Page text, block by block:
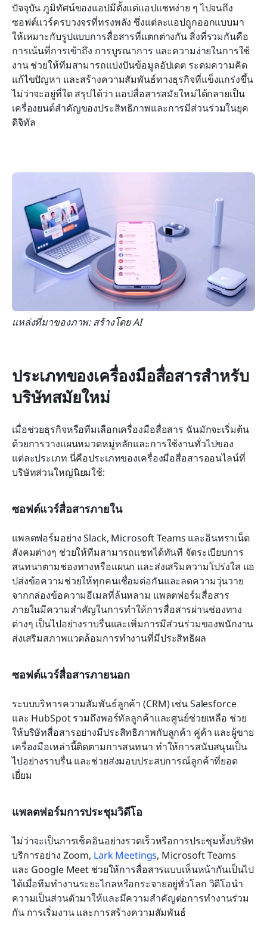
ปัจจุบัน ภูมิทัศน์ของแอปมีตั้งแต่แอปแชทง่าย ๆ ไปจนถึง
ซอฟต์แวร์ครบวงจรที่ทรงพลัง ซึ่งแต่ละแอปถูกออกแบบมา
ให้เหมาะกับรูปแบบการสื่อสารที่แตกต่างกัน สิ่งที่รวมกันคือ
การเน้นที่การเข้าถึง การบูรณาการ และความง่ายในการใช้
งาน ช่วยให้ทีมสามารถแบ่งปันข้อมูลอัปเดต ระดมความคิด
แก้ไขปัญหา และสร้างความสัมพันธ์ทางธุรกิจที่แข็งแกร่งขึ้น
ไม่ว่าจะอยู่ที่ใด สรุปได้ว่า แอปสื่อสารสมัยใหม่ได้กลายเป็น
เครื่องยนต์สำคัญของประสิทธิภาพและการมีส่วนร่วมในยุค
ดิจิทัล
แหล่งที่มาของภาพ: สร้างโดย AI
ประเภทของเครื่องมือสื่อสารสำหรับ
บริษัทสมัยใหม่
เมื่อช่วยธุรกิจหรือทีมเลือกเครื่องมือสื่อสาร ฉันมักจะเริ่มต้น
ด้วยการวางแผนหมวดหมู่หลักและการใช้งานทั่วไปของ
แต่ละประเภท นี่คือประเภทของเครื่องมือสื่อสารออนไลน์ที่
บริษัทส่วนใหญ่นิยมใช้:
ซอฟต์แวร์สื่อสารภายใน
แพลตฟอร์มอย่าง Slack, Microsoft Teams และอินทราเน็ต
สังคมต่างๆ ช่วยให้ทีมสามารถแชทได้ทันที จัดระเบียบการ
สนทนาตามช่องทางหรือแผนก และส่งเสริมความโปร่งใส แอ
ปส่งข้อความช่วยให้ทุกคนเชื่อมต่อกันและลดความวุ่นวาย
จากกล่องข้อความอีเมลที่ล้นหลาม แพลตฟอร์มสื่อสาร
ภายในมีความสำคัญในการทำให้การสื่อสารผ่านช่องทาง
ต่างๆ เป็นไปอย่างราบรื่นและเพิ่มการมีส่วนร่วมของพนักงาน
ส่งเสริมสภาพแวดล้อมการทำงานที่มีประสิทธิผล
ซอฟต์แวร์สื่อสารภายนอก
ระบบบริหารความสัมพันธ์ลูกค้า (CRM) เช่น Salesforce
และ HubSpot รวมถึงพอร์ทัลลูกค้าและศูนย์ช่วยเหลือ ช่วย
ให้บริษัทสื่อสารอย่างมีประสิทธิภาพกับลูกค้า คู่ค้า และผู้ขาย
เครื่องมือเหล่านี้ติดตามการสนทนา ทำให้การสนับสนุนเป็น
ไปอย่างราบรื่น และช่วยส่งมอบประสบการณ์ลูกค้าที่ยอด
เยี่ยม
แพลตฟอร์มการประชุมวิดีโอ
ไม่ว่าจะเป็นการเช็คอินอย่างรวดเร็วหรือการประชุมทั้งบริษัท
บริการอย่าง Zoom, Lark Meetings, Microsoft Teams
และ Google Meet ช่วยให้การสื่อสารแบบเห็นหน้ากันเป็นไป
ได้เมื่อทีมทำงานระยะไกลหรือกระจายอยู่ทั่วโลก วิดีโอนำ
ความเป็นส่วนตัวมาให้และมีความสำคัญต่อการทำงานร่วม
กัน การเริ่มงาน และการสร้างความสัมพันธ์